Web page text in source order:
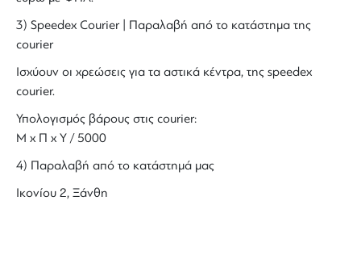
3) Speedex Courier | Παραλαβή από το κατάστημα της
courier
Ισχύουν οι χρεώσεις για τα αστικά κέντρα, της speedex
courier.
Υπολογισμός βάρους στις courier:
Μ x Π x Y / 5000
4) Παραλαβή από το κατάστημά μας
Ικονίου 2, Ξάνθη